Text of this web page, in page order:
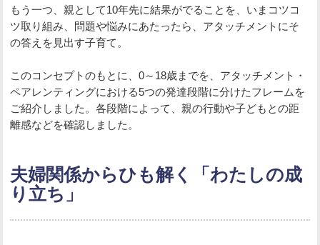
もう一つ、親として10年先に結果がでることを、いまコツコ
ツ取り組み、問題や悩みにあたったら、アタッチメントにそ
の答えを見出す子育て。
このコンセプトのもとに、0～18歳までを、アタッチメント・
ペアレンティングにおける5つの発達段階に分けたフレームを
ご紹介しました。各段階によって、親の行動や子どもとの距
離感などを確認しました。
夫婦関係からひも解く「わたしの成
り立ち」